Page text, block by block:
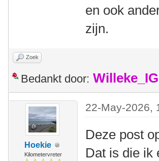
en ook
zijn.
Zoek
Bedankt door:
Hoekie
Kilometervreter
22-May-2026,
Deze post
Dat is die ik